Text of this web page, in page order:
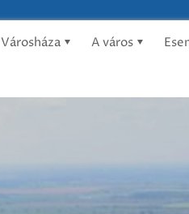
Városháza A város